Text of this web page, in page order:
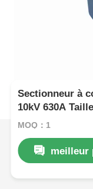
Sectionneur à
10kV 630A
sous enveloppe
MOQ：1
meilleur